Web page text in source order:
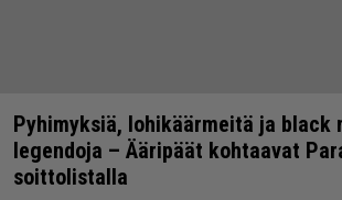
Pyhimyksiä, lohikäärmeitä ja black
legendoja – Ääripäät kohtaavat
soittolistalla